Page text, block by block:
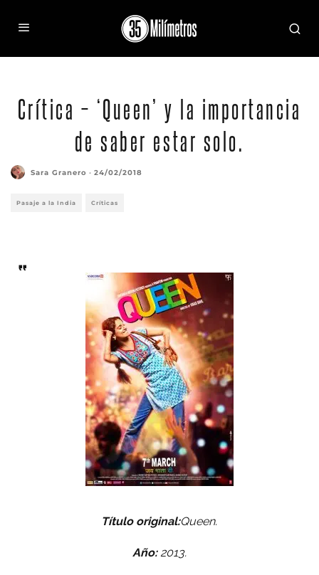
Crítica – ‘Queen’ y la importancia
de saber estar solo.
Sara Granero · 24/02/2018
Pasaje a la India Críticas
Título original:Queen.
Año:2013.